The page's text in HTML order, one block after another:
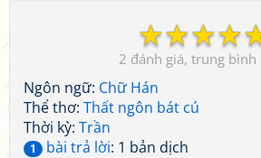
☆
☆
☆
☆
2
Ngôn ngữ: Chữ Hán
Thể thơ: Thất ngôn bát cú
Thời kỳ: Trần
1 bài trả lời: 1 bản dịch